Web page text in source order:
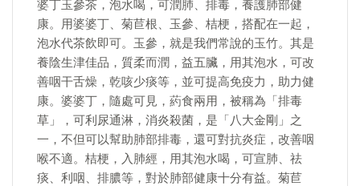
婆丁玉參茶，泡水喝，可潤肺、排毒，養護肺部健
康。用婆婆丁、菊苣根、玉參、桔梗，搭配在一起，
泡水代茶飲即可。玉參，就是我們常說的玉竹。其是
養陰生津佳品，質柔而潤，益五臟，用其泡水，可改
善咽干舌燥，乾咳少痰等，並可提高免疫力，助力健
康。婆婆丁，隨處可見，葯食兩用，被稱為「排毒
草」，可利尿通淋，消炎殺菌，是「八大金剛」之
一，不但可以幫助肺部排毒，還可對抗炎症，改善咽
喉不適。桔梗，入肺經，用其泡水喝，可宣肺、祛
痰、利咽、排膿等，對於肺部健康十分有益。菊苣